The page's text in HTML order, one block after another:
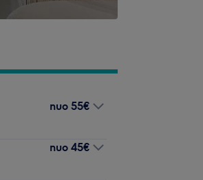
nuo 55€
nuo 45€